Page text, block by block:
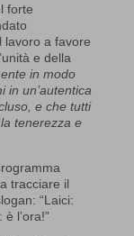
forte
lavoro a favore
e della
in modo
in un’autentica
e che tutti
tenerezza e
tracciare il
“Laici:
l’ora!”